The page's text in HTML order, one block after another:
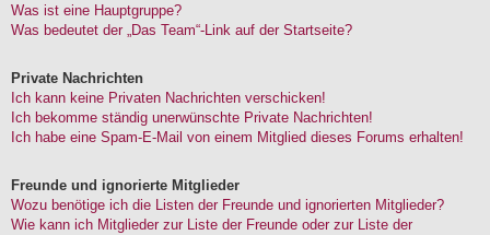
Was ist eine Hauptgruppe?
Was bedeutet der „Das Team“-Link auf der Startseite?
Private Nachrichten
Ich kann keine Privaten Nachrichten verschicken!
Ich bekomme ständig unerwünschte Private Nachrichten!
Ich habe eine Spam-E-Mail von einem Mitglied dieses Forums erhalten!
Freunde und ignorierte Mitglieder
Wozu benötige ich die Listen der Freunde und ignorierten Mitglieder?
Wie kann ich Mitglieder zur Liste der Freunde oder zur Liste der